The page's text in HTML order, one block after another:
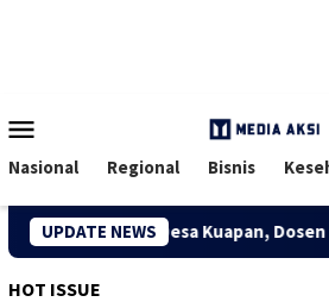
Mobile
Nasional Regional Bisnis
UPDATE NEWS
Kreatif Desa Kuapan, Dosen
HOT ISSUE